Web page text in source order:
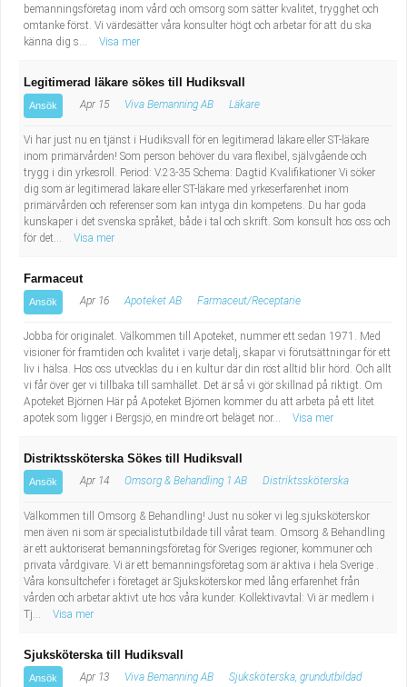
bemanningsföretag inom vård och omsorg som sätter kvalitet, trygghet och
omtanke först. Vi värdesätter våra konsulter högt och arbetar för att du ska
känna dig s...
Visa mer
Legitimerad läkare sökes till Hudiksvall
Ansök Apr 15 Viva Bemanning AB Läkare
Vi har just nu en tjänst i Hudiksvall för en legitimerad läkare eller ST-läkare
inom primärvården! Som person behöver du vara flexibel, självgående och
trygg i din yrkesroll. Period: V.23-35 Schema: Dagtid Kvalifikationer Vi söker
dig som är legitimerad läkare eller ST-läkare med yrkeserfarenhet inom
primärvården och referenser som kan intyga din kompetens. Du har goda
kunskaper i det svenska språket, både i tal och skrift. Som konsult hos oss och
för det...
Visa mer
Farmaceut
Ansök Apr 16 Apoteket AB Farmaceut/Receptarie
Jobba för originalet. Välkommen till Apoteket, nummer ett sedan 1971. Med
visioner för framtiden och kvalitet i varje detalj, skapar vi förutsättningar för ett
liv i hälsa. Hos oss utvecklas du i en kultur där din röst alltid blir hörd. Och allt
vi får över ger vi tillbaka till samhället. Det är så vi gör skillnad på riktigt. Om
Apoteket Björnen Här på Apoteket Björnen kommer du att arbeta på ett litet
apotek som ligger i Bergsjö, en mindre ort beläget nor...
Visa mer
Distriktssköterska Sökes till Hudiksvall
Ansök Apr 14 Omsorg & Behandling 1 AB Distriktssköterska
Välkommen till Omsorg & Behandling! Just nu söker vi leg.sjuksköterskor
men även ni som är specialistutbildade till vårat team. Omsorg & Behandling
är ett auktoriserat bemanningsföretag för Sveriges regioner, kommuner och
privata vårdgivare. Vi är ett bemanningsföretag som är aktiva i hela Sverige .
Våra konsultchefer i företaget är Sjuksköterskor med lång erfarenhet från
vården och arbetar aktivt ute hos våra kunder. Kollektivavtal: Vi är medlem i
Tj...
Visa mer
Sjuksköterska till Hudiksvall
Ansök Apr 13 Viva Bemanning AB Sjuksköterska, grundutbildad